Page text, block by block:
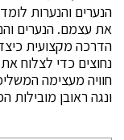
הנערים והנערות
את עצמם. הנערים
הדרכה מקצועית
נחוצים כדי לצלוח
חוויה מעצימה
ונגה ראובן מובילות